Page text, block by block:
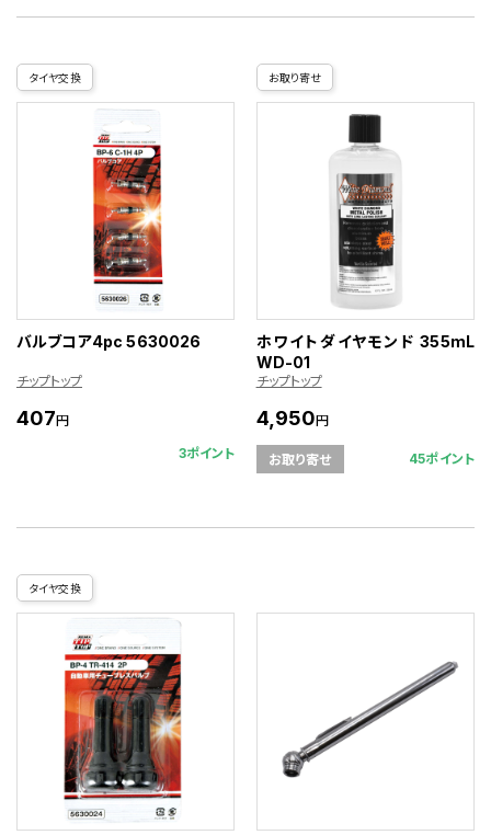
タイヤ交換
バルブコア4pc 5630026
チップトップ
407円
3ポイント
お取り寄せ
ホワイトダイヤモンド 355mL
WD-01
チップトップ
4,950円
お取り寄せ 45ポイント
タイヤ交換